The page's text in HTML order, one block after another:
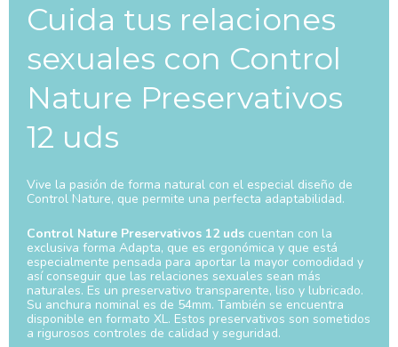
Cuida tus relaciones
sexuales con Control
Nature Preservativos
12 uds
Vive la pasión de forma natural con el especial diseño de
Control Nature, que permite una perfecta adaptabilidad.
Control Nature Preservativos 12 uds cuentan con la
exclusiva forma Adapta, que es ergonómica y que está
especialmente pensada para aportar la mayor comodidad y
así conseguir que las relaciones sexuales sean más
naturales. Es un preservativo transparente, liso y lubricado.
Su anchura nominal es de 54mm. También se encuentra
disponible en formato XL. Estos preservativos son sometidos
a rigurosos controles de calidad y seguridad.